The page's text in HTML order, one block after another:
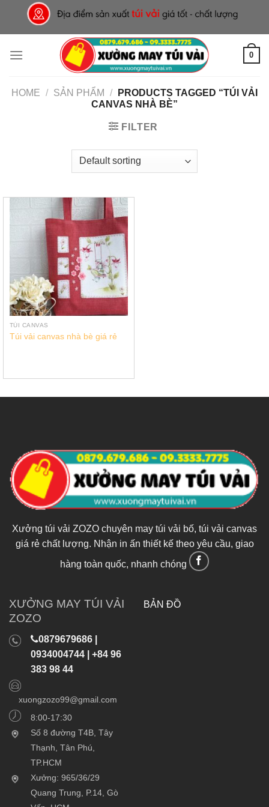
content
0
HOME / SẢN PHẨM /
PRODUCTS TAGGED “TÚI VẢI
CANVAS NHÀ BÈ”
FILTER
TÚI CANVAS
Túi vải canvas nhà bè giá rẻ
Xưởng túi vải ZOZO chuyên may túi vải bố, túi vải canvas
giá rẻ chất lượng. Nhận in ấn thiết kế theo yêu cầu, giao
hàng toàn quốc, nhanh chóng
XƯỞNG MAY TÚI VẢI
ZOZO
0879679686 |
0934004744 | +84 96
383 98 44
xuongzozo99@gmail.com
8:00-17:30
Số 8 đường T4B, Tây
Thạnh, Tân Phú,
TP.HCM
Xưởng: 965/36/29
Quang Trung, P.14, Gò
BẢN ĐỒ